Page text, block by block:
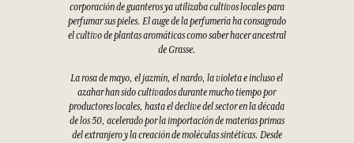
corporación de guanteros ya utilizaba cultivos locales para
perfumar sus pieles. El auge de la perfumería ha consagrado
el cultivo de plantas aromáticas como saber hacer ancestral
de Grasse.
La rosa de mayo, el jazmín, el nardo, la violeta e incluso el
azahar han sido cultivados durante mucho tiempo por
productores locales, hasta el declive del sector en la década
de los 50, acelerado por la importación de materias primas
del extranjero y la creación de moléculas sintéticas. Desde